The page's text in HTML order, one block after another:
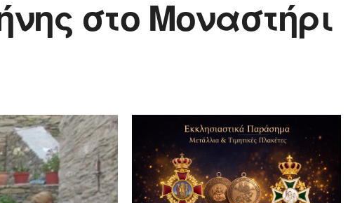
στο Μοναστήρι